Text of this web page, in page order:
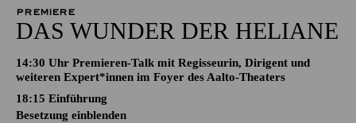
PREMIERE
DAS WUNDER DER HELIANE
14:30 Uhr Premieren-Talk mit Regisseurin, Dirigent und
weiteren Expert*innen im Foyer des Aalto-Theaters
18:15 Einführung
Besetzung einblenden